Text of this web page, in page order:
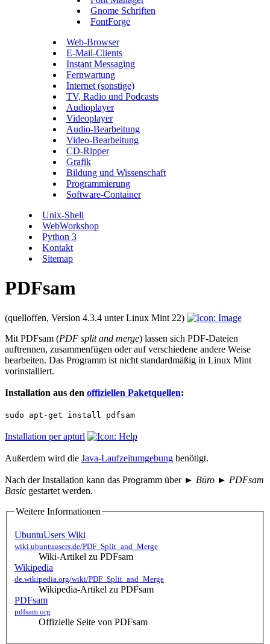
Gnome Schriften
FontForge
Web-Browser
E-Mail-Clients
Instant Messaging
Fernwartung
Internet (sonstige)
TV, Radio und Podcasts
Audioplayer
Videoplayer
Audio-Bearbeitung
Video-Bearbeitung
CD-Ripper
Grafik
Bildung und Wissenschaft
Programmierung
Software-Container
Unix-Shell
WebWorkshop
Python 3
Kontakt
Sitemap
PDFsam
(quelloffen, Version 4.3.4 unter Linux Mint 22)
Mit PDFsam (PDF split and merge) lassen sich PDF-Dateien
auftrennen, zusammenfügen oder auf verschiedene andere Weise
bearbeiten. Das Programm ist nicht standardmäßig in Linux Mint
vorinstalliert.
Installation aus den offiziellen Paketquellen:
sudo apt-get install pdfsam
Installation per apturl
Außerdem wird die Java-Laufzeitumgebung benötigt.
Nach der Installation kann das Programm über ► Büro ► PDFsam
Basic gestartet werden.
Weitere Informationen
UbuntuUsers Wiki
wiki.ubuntuusers.de/PDF_Split_and_Merge
Wiki-Artikel zu PDFsam
Wikipedia
de.wikipedia.org/wiki/PDF_Split_and_Merge
Wikipedia-Artikel zu PDFsam
PDFsam
pdfsam.org
Offizielle Seite von PDFsam